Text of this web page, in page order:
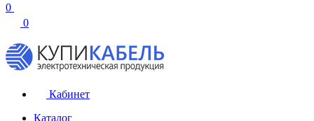
0
0
Кабинет
Каталог